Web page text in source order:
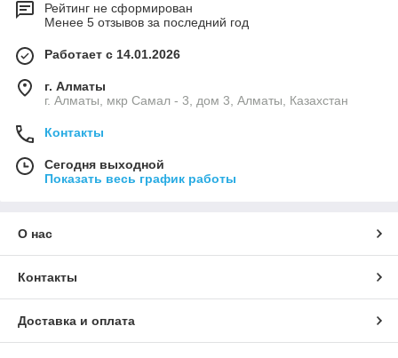
Рейтинг не сформирован
Менее 5 отзывов за последний год
Работает с 14.01.2026
г. Алматы
г. Алматы, мкр Самал - 3, дом 3, Алматы, Казахстан
Контакты
Сегодня выходной
Показать весь график работы
О нас
Контакты
Доставка и оплата